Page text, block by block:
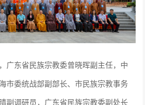
广东省民族宗教委曾晓晖副主任，中
市委统战部副部长、市民族宗教事务
副调研员，广东省民族宗教委副处长